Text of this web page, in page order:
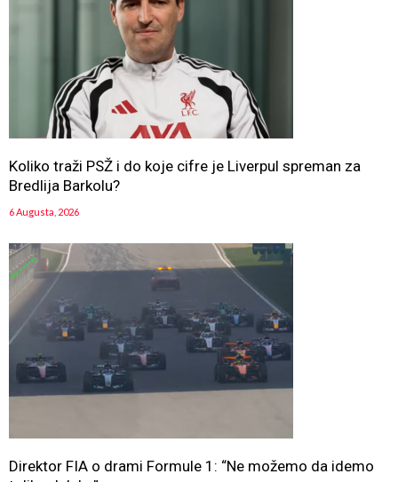
Koliko traži PSŽ i do koje cifre je Liverpul spreman za
Bredlija Barkolu?
6 Augusta, 2026
Direktor FIA o drami Formule 1: “Ne možemo da idemo